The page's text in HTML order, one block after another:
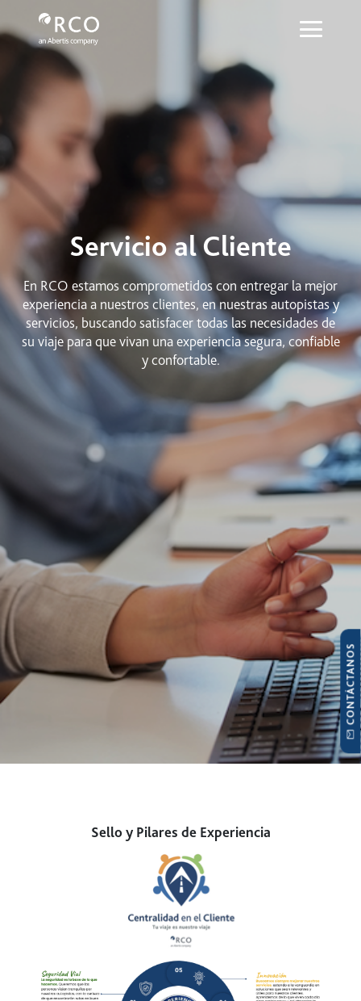
Saltar al contenido principal
Servicio al cliente - Red Vía Corta
Servicio al Cliente
En RCO estamos comprometidos con entregar la mejor
experiencia a nuestros clientes, en nuestras autopistas y
servicios, buscando satisfacer todas las necesidades de
su viaje para que vivan una experiencia segura, confiable
y confortable.
Sello y Pilares de Experiencia
CONTÁCTANOS